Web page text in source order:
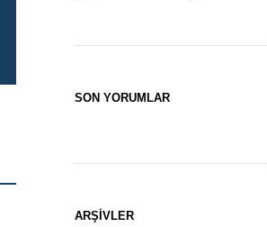
SON YORUMLAR
ARŞIVLER